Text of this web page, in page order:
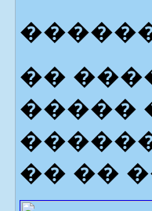
��
�����
�� ��